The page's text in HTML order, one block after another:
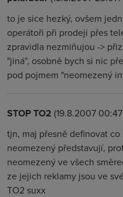
to je sice hezký, ovšem
operátoři při prodeji přes
zpravidla nezmiňujou ->
"jiná", osobně bych si nic
pod pojmem "neomezený
STOP TO2 (19.8.2007
tjn, maj přesně definovat
neomezený představují,
neomezený ve všech
ze jejich reklamy jsou ve
TO2 suxx